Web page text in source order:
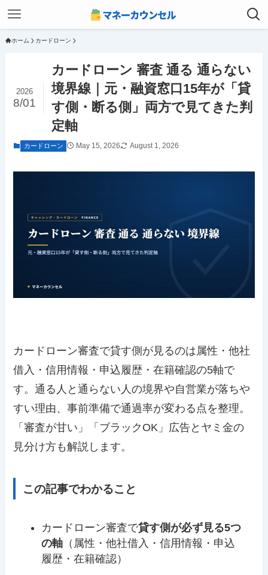
ホーム カードローン
カードローン 審査 通る 通らない
境界線｜元・融資窓口15年が「貸
す側・断る側」両方で見てきた判
定軸
2026
8/01
カードローン May 15, 2026 August 1, 2026
カードローン審査で貸す側が見るのは属性・他社
借入・信用情報・申込履歴・在籍確認の5軸で
す。通る人と通らない人の境界や自営業が落ちや
すい理由、事前準備で通過率が変わる点を整理。
「審査が甘い」「ブラックOK」広告とヤミ金の
見分け方も解説します。
この記事でわかること
カードローン審査で貸す側が必ず見る5つ
の軸 （属性・他社借入・信用情報・申込
履歴・在籍確認）